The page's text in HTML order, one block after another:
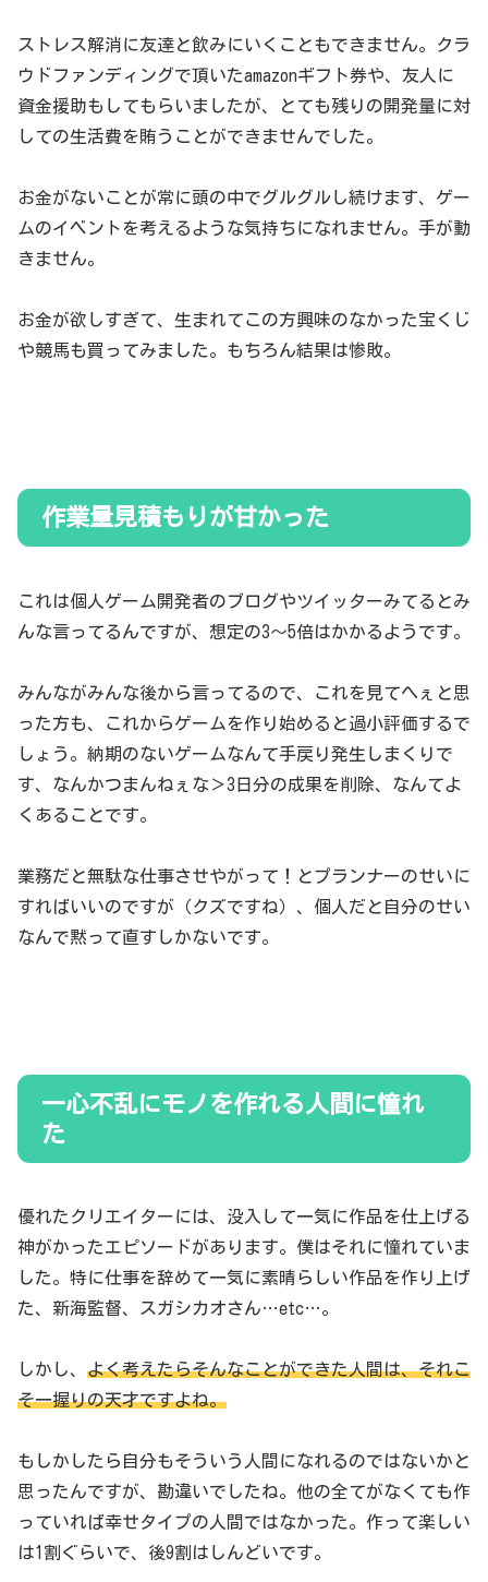
ストレス解消に友達と飲みにいくこともできません。クラ
ウドファンディングで頂いたamazonギフト券や、友人に
資金援助もしてもらいましたが、とても残りの開発量に対
しての生活費を賄うことができませんでした。
お金がないことが常に頭の中でグルグルし続けます、ゲー
ムのイベントを考えるような気持ちになれません。手が動
きません。
お金が欲しすぎて、生まれてこの方興味のなかった宝くじ
や競馬も買ってみました。もちろん結果は惨敗。
作業量見積もりが甘かった
これは個人ゲーム開発者のブログやツイッターみてるとみ
んな言ってるんですが、想定の3〜5倍はかかるようです。
みんながみんな後から言ってるので、これを見てへぇと思
った方も、これからゲームを作り始めると過小評価するで
しょう。納期のないゲームなんて手戻り発生しまくりで
す、なんかつまんねぇな＞3日分の成果を削除、なんてよ
くあることです。
業務だと無駄な仕事させやがって！とプランナーのせいに
すればいいのですが（クズですね）、個人だと自分のせい
なんで黙って直すしかないです。
一心不乱にモノを作れる人間に憧れ
た
優れたクリエイターには、没入して一気に作品を仕上げる
神がかったエピソードがあります。僕はそれに憧れていま
した。特に仕事を辞めて一気に素晴らしい作品を作り上げ
た、新海監督、スガシカオさん…etc…。
しかし、 よく考えたらそんなことができた人間は、それこ
そ一握りの天才ですよね。
もしかしたら自分もそういう人間になれるのではないかと
思ったんですが、勘違いでしたね。他の全てがなくても作
っていれば幸せタイプの人間ではなかった。作って楽しい
は1割ぐらいで、後9割はしんどいです。